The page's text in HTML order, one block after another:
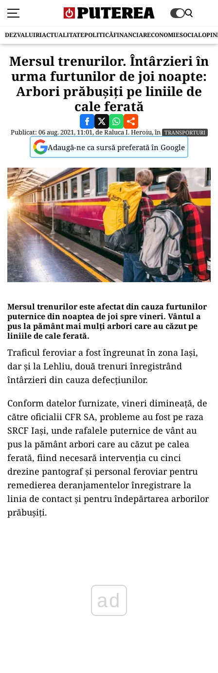
DEZVALUIRIACTUALITATEPOLITICĂFINANCIARECONOMIESOCIAL
Mersul trenurilor. Întârzieri în
urma furtunilor de joi noapte:
Arbori prăbușiți pe liniile de
cale ferată
Publicat: 06 aug. 2021, 11:01, deRaluca I. Heroiu, în TRANSPORTURI
Adaugă-ne ca sursă preferată în Google
Mersul trenurilor este afectat din cauza furtunilor
puternice din noaptea de joi spre vineri. Vântul a
pus la pământ mai mulţi arbori care au căzut pe
liniile de cale ferată.
Traficul feroviar a fost îngreunat în zona Iaşi,
dar şi la Lehliu, două trenuri înregistrând
întârzieri din cauza defecţiunilor.
Conform datelor furnizate, vineri dimineaţă, de
către oficialii CFR SA, probleme au fost pe raza
SRCF Iaşi, unde rafalele puternice de vânt au
pus la pământ arbori care au căzut pe calea
ferată, fiind necesară intervenţia cu cinci
drezine pantograf şi personal feroviar pentru
remedierea deranjamentelor înregistrare la
linia de contact şi pentru îndepărtarea arborilor
prăbuşiţi.